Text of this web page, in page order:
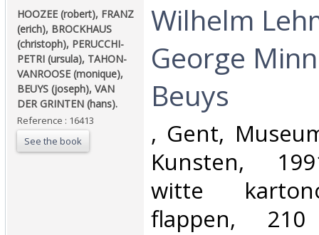
‎HOOZEE (robert), FRANZ
(erich), BROCKHAUS
(christoph), PERUCCHI-
PETRI (ursula), TAHON-
VANROOSE (monique),
BEUYS (joseph), VAN
DER GRINTEN (hans). ‎
Reference : 16413
See the book
‎Wilhelm
George
Beuys‎
‎, Gent,
Kunsten,
witte
flappen,